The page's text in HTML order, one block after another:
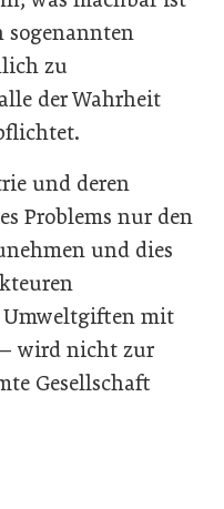
sogenannten
zu
der Wahrheit
und deren
Problems nur den
und dies
Umweltgiften mit
wird nicht zur
Gesellschaft